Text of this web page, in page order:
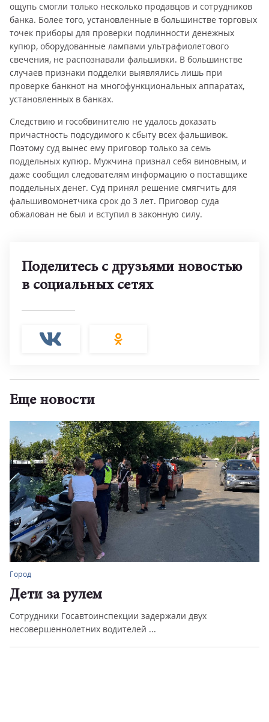
ощупь смогли только несколько продавцов и сотрудников
банка. Более того, установленные в большинстве торговых
точек приборы для проверки подлинности денежных
купюр, оборудованные лампами ультрафиолетового
свечения, не распознавали фальшивки. В большинстве
случаев признаки подделки выявлялись лишь при
проверке банкнот на многофункциональных аппаратах,
установленных в банках.
Следствию и гособвинителю не удалось доказать
причастность подсудимого к сбыту всех фальшивок.
Поэтому суд вынес ему приговор только за семь
поддельных купюр. Мужчина признал себя виновным, и
даже сообщил следователям информацию о поставщике
поддельных денег. Суд принял решение смягчить для
фальшивомонетчика срок до 3 лет. Приговор суда
обжалован не был и вступил в законную силу.
Поделитесь с друзьями новостью
в социальных сетях
Еще новости
Город
Дети за рулем
Сотрудники Госавтоинспекции задержали двух
несовершеннолетних водителей ...